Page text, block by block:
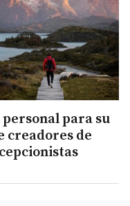
para su
creadores de